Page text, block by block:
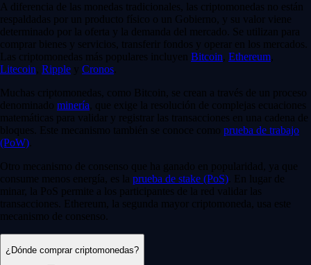
A diferencia de las monedas tradicionales, las criptomonedas no están
respaldadas por un producto físico o un Gobierno, y su valor viene
determinado por la oferta y la demanda del mercado. Se utilizan para
comprar bienes y servicios, transferir fondos y operar en los mercados.
Las criptomonedas más populares incluyen Bitcoin Ethereum
Litecoin Ripple y Cronos
Muchas criptomonedas, como Bitcoin, se crean a través de un proceso
denominado minería , que exige la resolución de complejas ecuaciones
matemáticas para validar y registrar las transacciones en una cadena de
bloques. Este mecanismo también se conoce como prueba de trabajo
(PoW)
Otro mecanismo de consenso que ha ganado en popularidad, ya que
consume menos energía, es la prueba de stake (PoS) . En lugar de
minar, la PoS permite a los participantes de la red validar las
transacciones. Ethereum, la segunda mayor criptomoneda, usa este
mecanismo de consenso.
¿Dónde comprar criptomonedas?